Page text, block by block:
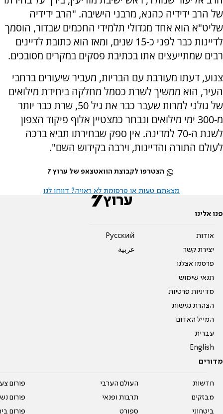
של הרב ידידיה כהנא, מרבני הישיבה. "הרב ידידיה
שליט"א הוא אחד מגדולי תלמידי החכמים שבדור, הוסמך
לדיינות כבר לפני כ-15 שנים, ומאז הוא כתובת לדיינים
רבים שמתייעצים אתו בכתיבת פסקים במקרים מסובכים.
צנוע, דעתו מעורבת עם הבריות, מעביר שיעורים ברחבי
העיר, הוא ממשיך לשרת כסמל מחלקה ביחידת מילואים
של גולני למרות שעבר כבר את גיל 50, שרת כבר יותר
מ-300 ימי מילואים ונבחר כמצטיין אלוף פיקוד הצפון
לשנת ה-70 למדינה. אין ספק שבחירתו תביא ברכה
לעולם התורה והדיינות, וירבה בקידוש השם".
הצטרפו לקבוצת הוואטצאפ של ערוץ 7
מצאתם טעות או פרסומת לא ראויה? דווחו לנו
פנו אלינו
אודות
יצירת קשר
פרסמו אצלנו
תנאי שימוש
מדיניות פרטיות
הצהרת נגישות
המייל האדום
עברית
English
Pусский
عربية
מדורים
חדשות
מבזקים
ביטחוני
העולם הערבי
תרבות ופנאי
ספורט
פורום
פורום
פורום